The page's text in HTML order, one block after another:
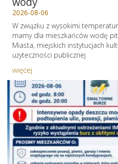
2026-08-06
W związku z wysokimi
mamy dla mieszkańców wodę
Miasta, miejskich instytucjach
użyteczności publicznej
więcej